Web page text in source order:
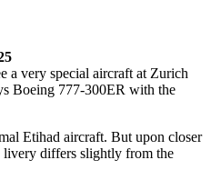
a very special aircraft at Zurich
Boeing 777-300ER with the
Etihad aircraft. But upon closer
livery differs slightly from the